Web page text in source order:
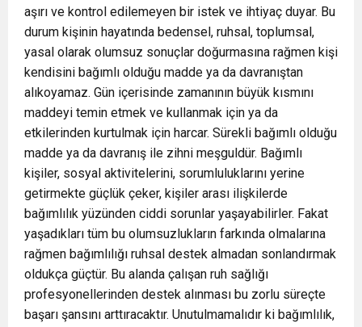
aşırı ve kontrol edilemeyen bir istek ve ihtiyaç duyar. Bu
durum kişinin hayatında bedensel, ruhsal, toplumsal,
yasal olarak olumsuz sonuçlar doğurmasına rağmen kişi
kendisini bağımlı olduğu madde ya da davranıştan
alıkoyamaz. Gün içerisinde zamanının büyük kısmını
maddeyi temin etmek ve kullanmak için ya da
etkilerinden kurtulmak için harcar. Sürekli bağımlı olduğu
madde ya da davranış ile zihni meşguldür. Bağımlı
kişiler, sosyal aktivitelerini, sorumluluklarını yerine
getirmekte güçlük çeker, kişiler arası ilişkilerde
bağımlılık yüzünden ciddi sorunlar yaşayabilirler. Fakat
yaşadıkları tüm bu olumsuzlukların farkında olmalarına
rağmen bağımlılığı ruhsal destek almadan sonlandırmak
oldukça güçtür. Bu alanda çalışan ruh sağlığı
profesyonellerinden destek alınması bu zorlu süreçte
başarı şansını arttıracaktır. Unutulmamalıdır ki bağımlılık,